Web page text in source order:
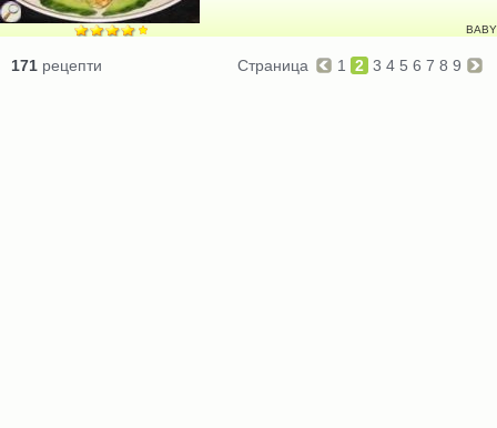
BABY
171 рецепти Страница 1 2 3 4 5 6 7 8 9